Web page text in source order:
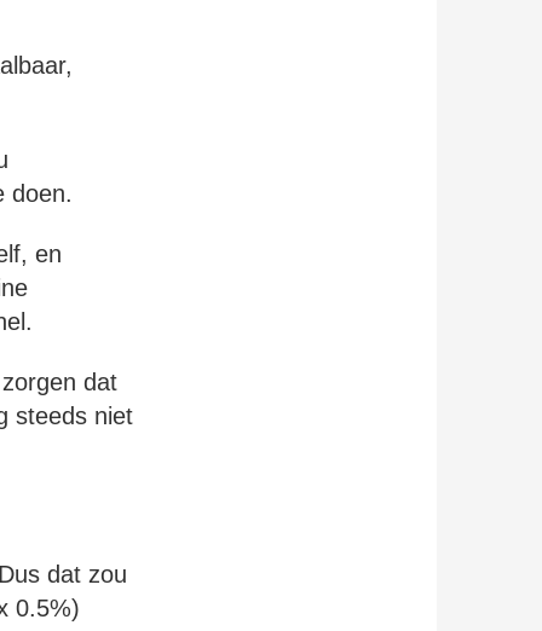
doen.
en
dat
steeds niet
dat zou
0.5%)